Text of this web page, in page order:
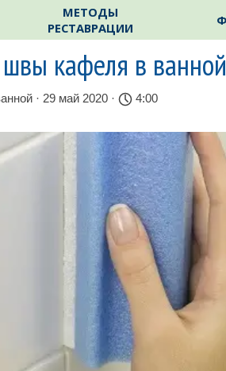
МЕТОДЫ
РЕСТАВРАЦИИ
кафеля в
· 29 май 2020 ·
4:00